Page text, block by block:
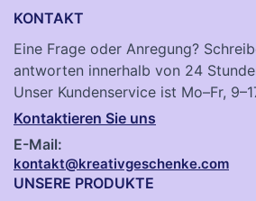
KONTAKT
Eine Frage oder Anregung?
antworten innerhalb von 24
Unser Kundenservice ist Mo–Fr,
Kontaktieren Sie uns
E-Mail:
kontakt@kreativgeschenke.com
UNSERE PRODUKTE